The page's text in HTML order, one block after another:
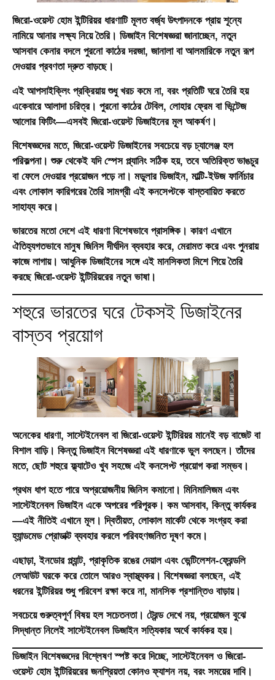
জিরো-ওয়েস্ট হোম ইন্টিরিয়র ধারণাটি মূলত বর্জ্য উৎপাদনকে প্রায় শূন্যে
নামিয়ে আনার লক্ষ্য নিয়ে তৈরি। ডিজাইন বিশেষজ্ঞরা জানাচ্ছেন, নতুন
আসবাব কেনার বদলে পুরনো কাঠের দরজা, জানালা বা আলমারিকে নতুন রূপ
দেওয়ার প্রবণতা দ্রুত বাড়ছে।
এই আপসাইক্লিং প্রক্রিয়ায় শুধু খরচ কমে না, বরং প্রতিটি ঘরে তৈরি হয়
একেবারে আলাদা চরিত্র। পুরনো কাঠের টেবিল, লোহার ফ্রেম বা ভিন্টেজ
আলোর ফিটিং—এসবই জিরো-ওয়েস্ট ডিজাইনের মূল আকর্ষণ।
বিশেষজ্ঞদের মতে, জিরো-ওয়েস্ট ডিজাইনের সবচেয়ে বড় চ্যালেঞ্জ হল
পরিকল্পনা। শুরু থেকেই যদি স্পেস প্ল্যানিং সঠিক হয়, তবে অতিরিক্ত ভাঙচুর
বা ফেলে দেওয়ার প্রয়োজন পড়ে না। মডুলার ডিজাইন, মাল্টি-ইউজ ফার্নিচার
এবং লোকাল কারিগরের তৈরি সামগ্রী এই কনসেপ্টকে বাস্তবায়িত করতে
সাহায্য করে।
ভারতের মতো দেশে এই ধারণা বিশেষভাবে প্রাসঙ্গিক। কারণ এখানে
ঐতিহ্যগতভাবে মানুষ জিনিস দীর্ঘদিন ব্যবহার করে, মেরামত করে এবং পুনরায়
কাজে লাগায়। আধুনিক ডিজাইনের সঙ্গে এই মানসিকতা মিশে গিয়ে তৈরি
করছে জিরো-ওয়েস্ট ইন্টিরিয়রের নতুন ভাষা।
শহুরে ভারতের ঘরে টেকসই ডিজাইনের
বাস্তব প্রয়োগ
অনেকের ধারণা, সাস্টেইনেবল বা জিরো-ওয়েস্ট ইন্টিরিয়র মানেই বড় বাজেট বা
বিশাল বাড়ি। কিন্তু ডিজাইন বিশেষজ্ঞরা এই ধারণাকে ভুল বলছেন। তাঁদের
মতে, ছোট শহুরে ফ্ল্যাটেও খুব সহজে এই কনসেপ্ট প্রয়োগ করা সম্ভব।
প্রথম ধাপ হতে পারে অপ্রয়োজনীয় জিনিস কমানো। মিনিমালিজম এবং
সাস্টেইনেবল ডিজাইন একে অপরের পরিপূরক। কম আসবাব, কিন্তু কার্যকর
—এই নীতিই এখানে মূল। দ্বিতীয়ত, লোকাল মার্কেট থেকে সংগ্রহ করা
হ্যান্ডমেড প্রোডাক্ট ব্যবহার করলে পরিবহণজনিত দূষণ কমে।
এছাড়া, ইনডোর প্ল্যান্ট, প্রাকৃতিক রঙের দেয়াল এবং ভেন্টিলেশন-ফ্রেন্ডলি
লেআউট ঘরকে করে তোলে আরও স্বাস্থ্যকর। বিশেষজ্ঞরা বলছেন, এই
ধরনের ইন্টিরিয়র শুধু পরিবেশ রক্ষা করে না, মানসিক প্রশান্তিও বাড়ায়।
সবচেয়ে গুরুত্বপূর্ণ বিষয় হল সচেতনতা। ট্রেন্ড দেখে নয়, প্রয়োজন বুঝে
সিদ্ধান্ত নিলেই সাস্টেইনেবল ডিজাইন সত্যিকার অর্থে কার্যকর হয়।
ডিজাইন বিশেষজ্ঞদের বিশ্লেষণ স্পষ্ট করে দিচ্ছে, সাস্টেইনেবল ও জিরো-
ওয়েস্ট হোম ইন্টিরিয়রের জনপ্রিয়তা কোনও ফ্যাশন নয়, বরং সময়ের দাবি।